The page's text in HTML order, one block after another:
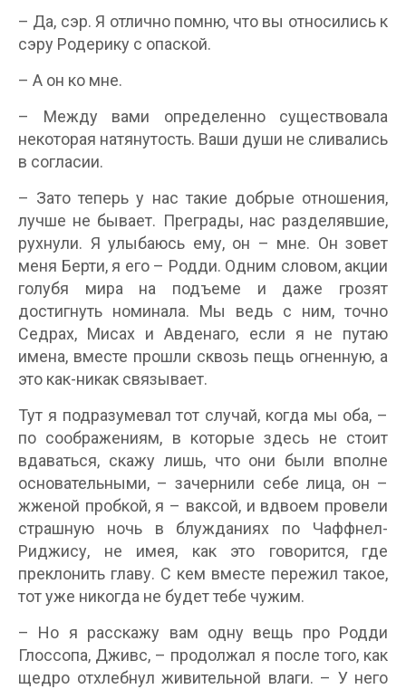
– Да, сэр. Я отлично помню, что вы относились к
сэру Родерику с опаской.
– А он ко мне.
– Между вами определенно существовала
некоторая натянутость. Ваши души не сливались
в согласии.
– Зато теперь у нас такие добрые отношения,
лучше не бывает. Преграды, нас разделявшие,
рухнули. Я улыбаюсь ему, он – мне. Он зовет
меня Берти, я его – Родди. Одним словом, акции
голубя мира на подъеме и даже грозят
достигнуть номинала. Мы ведь с ним, точно
Седрах, Мисах и Авденаго, если я не путаю
имена, вместе прошли сквозь пещь огненную, а
это как-никак связывает.
Тут я подразумевал тот случай, когда мы оба, –
по соображениям, в которые здесь не стоит
вдаваться, скажу лишь, что они были вполне
основательными, – зачернили себе лица, он –
жженой пробкой, я – ваксой, и вдвоем провели
страшную ночь в блужданиях по Чаффнел-
Риджису, не имея, как это говорится, где
преклонить главу. С кем вместе пережил такое,
тот уже никогда не будет тебе чужим.
– Но я расскажу вам одну вещь про Родди
Глоссопа, Дживс, – продолжал я после того, как
щедро отхлебнул живительной влаги. – У него